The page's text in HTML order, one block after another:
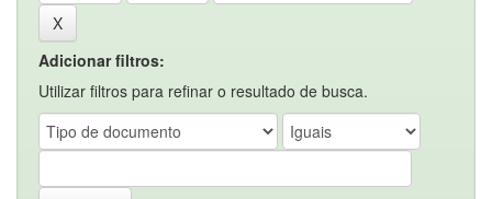
Adicionar filtros:
Utilizar filtros para refinar o resultado de busca.